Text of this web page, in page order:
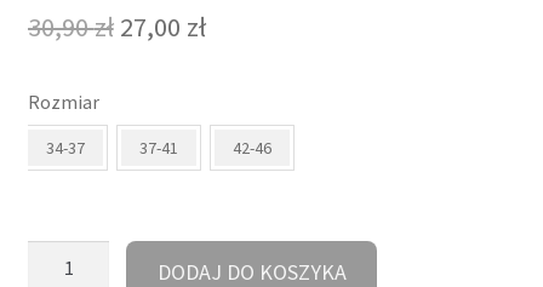
30,90zł Pierwotna
30,90 zł.
27,00 złAktualna
27,00 zł.
Rozmiar
34-37 37-41 42-46
DODAJ DO KOSZYKA